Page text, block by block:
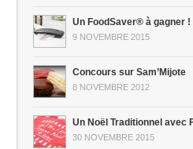
Un FoodSaver® à gagner !
9 NOVEMBRE 2015
Concours sur Sam’Mijote
8 NOVEMBRE 2012
Un Noël Traditionnel avec
30 NOVEMBRE 2015